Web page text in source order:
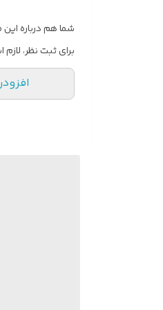
شما هم درباره
برای ثبت نظر،